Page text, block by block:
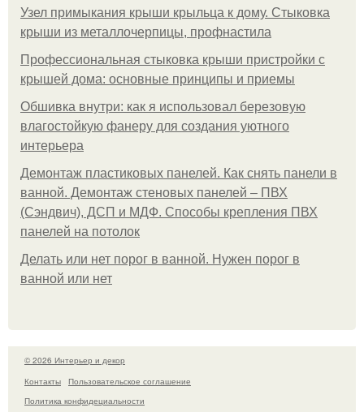
Узел примыкания крыши крыльца к дому. Стыковка
крыши из металлочерпицы, профнастила
Профессиональная стыковка крыши пристройки с
крышей дома: основные принципы и приемы
Обшивка внутри: как я использовал березовую
влагостойкую фанеру для создания уютного
интерьера
Демонтаж пластиковых панелей. Как снять панели в
ванной. Демонтаж стеновых панелей – ПВХ
(Сэндвич), ДСП и МДФ. Способы крепления ПВХ
панелей на потолок
Делать или нет порог в ванной. Нужен порог в
ванной или нет
© 2026 Интерьер и декор
Контакты
Пользовательское соглашение
Политика конфидециальности